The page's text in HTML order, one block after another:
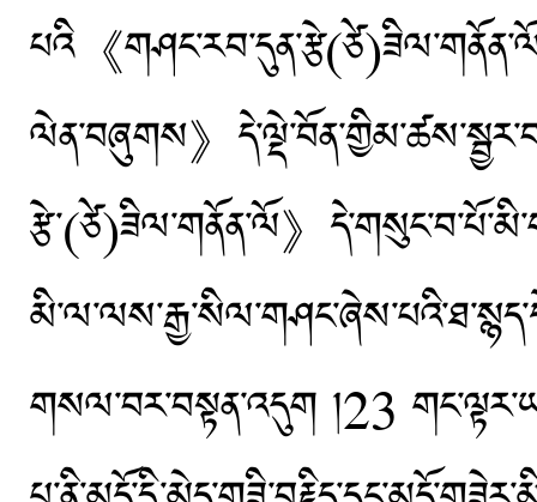
པའི《གཤང་རབ་དུན་རྩེ(ཙེ)ཟིལ་གནོན་ལོ
ལེན་བཞུགས》
རྩེ་(ཙེ)ཟིལ་གནོན་ལོ》
གསལ་བར་བསྟན་འདུག །23